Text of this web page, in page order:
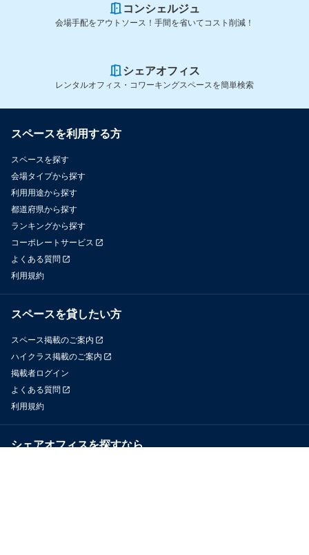
コンシェルジュ
会場手配をアウトソース！手間を省いてコスト削減！
シェアオフィス
レンタルオフィス・コワーキングスペースを簡単検索
スペースを利用する方
スペースを探す
会場タイプから探す
利用用途から探す
都道府県から探す
ランキングから探す
コーポレートサービス
よくある質問
利用規約
スペースを貸したい方
スペース掲載のご案内
ハイクラス掲載のご案内
掲載者ログイン
よくある質問
利用規約
シェアオフィスを探すなら